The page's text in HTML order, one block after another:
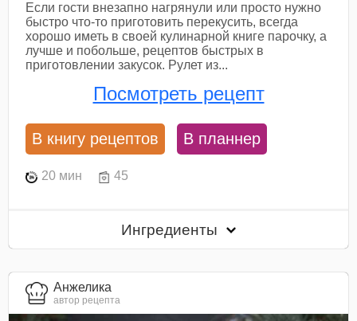
Если гости внезапно нагрянули или просто нужно
быстро что-то приготовить перекусить, всегда
хорошо иметь в своей кулинарной книге парочку, а
лучше и побольше, рецептов быстрых в
приготовлении закусок. Рулет из...
Посмотреть рецепт
В книгу рецептов В планнер
20 мин 45
Ингредиенты
Анжелика
автор рецепта